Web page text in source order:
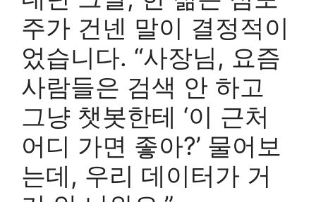
주가 건넨 말이 결정적이
었습니다. “사장님, 요즘
사람들은 검색 안 하고
그냥 챗봇한테 ‘이 근처
어디 가면 좋아?’ 물어보
는데, 우리 데이터가 거